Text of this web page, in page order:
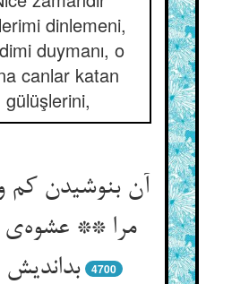
dinlemeni,
duymanı, o
canlar katan
gülüşlerini,
آن بنوشیدن کم
مرا ** عشوه‌ی
بداندیش
4700